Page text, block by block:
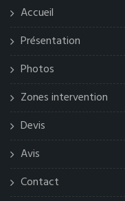
Accueil
Présentation
Photos
Zones intervention
Devis
Avis
Contact